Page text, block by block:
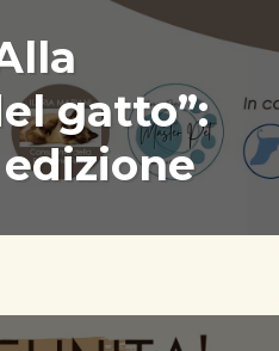
gatto”:
edizione